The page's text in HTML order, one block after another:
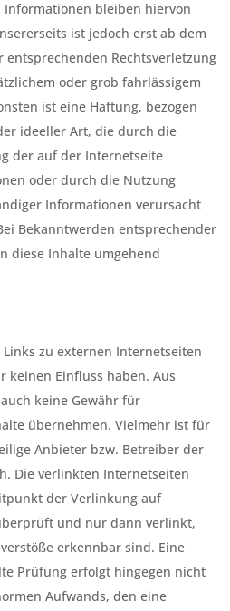
bleiben hiervon
ist jedoch erst ab dem
Rechtsverletzung
oder grob fahrlässigem
ist eine Haftung, bezogen
ideeller Art, die durch die
der auf der Internetseite
oder durch die Nutzung
Informationen verursacht
Bekanntwerden entsprechender
diese Inhalte umgehend
zu externen Internetseiten
keinen Einfluss haben. Aus
keine Gewähr für
übernehmen. Vielmehr ist für
Anbieter bzw. Betreiber der
Die verlinkten Internetseiten
der Verlinkung auf
und nur dann verlinkt,
erkennbar sind. Eine
Prüfung erfolgt hingegen nicht
Aufwands, den eine